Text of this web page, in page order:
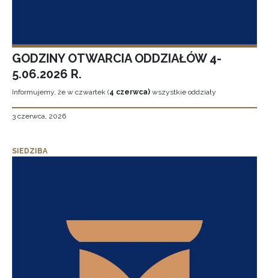
GODZINY OTWARCIA ODDZIAŁÓW 4-
5.06.2026 R.
Informujemy, że w czwartek (4 czerwca) wszystkie oddziały
3 czerwca, 2026
SIEDZIBA